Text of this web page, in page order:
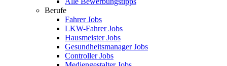
Berufe
Fahrer Jobs
LKW-Fahrer Jobs
Hausmeister Jobs
Gesundheitsmanager Jobs
Controller Jobs